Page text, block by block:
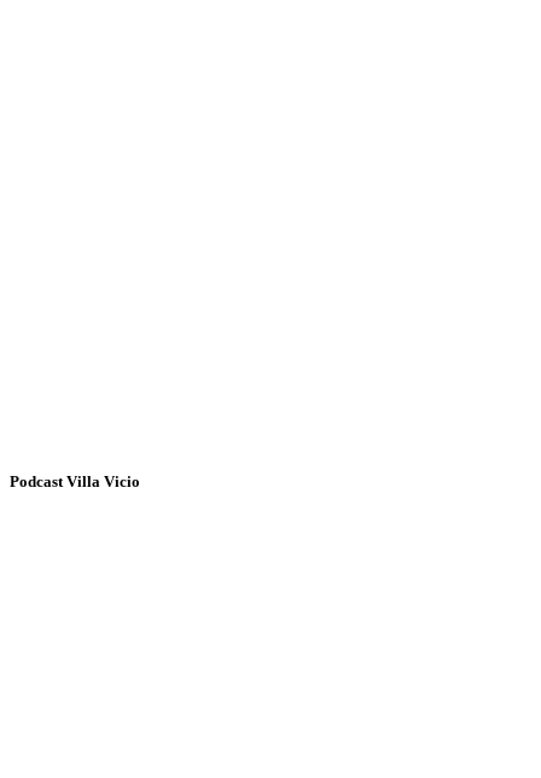
Podcast Villa Vicio